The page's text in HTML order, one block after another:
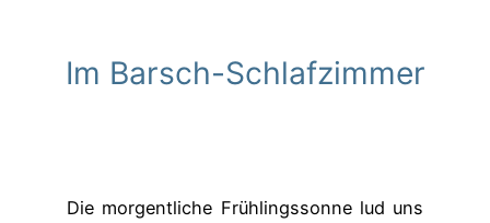
Im Barsch-Schlafzimmer
Die morgentliche Frühlingssonne lud uns